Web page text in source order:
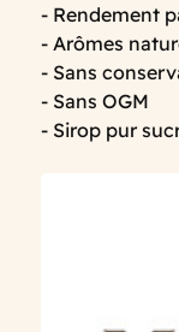
- Rendement
- Arômes
- Sans
- Sans OGM
- Sirop pur